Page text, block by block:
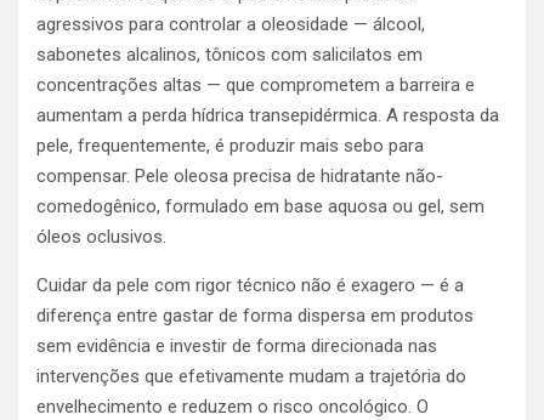
agressivos para controlar a oleosidade — álcool,
sabonetes alcalinos, tônicos com salicilatos em
concentrações altas — que comprometem a barreira e
aumentam a perda hídrica transepidérmica. A resposta da
pele, frequentemente, é produzir mais sebo para
compensar. Pele oleosa precisa de hidratante não-
comedogênico, formulado em base aquosa ou gel, sem
óleos oclusivos.
Cuidar da pele com rigor técnico não é exagero — é a
diferença entre gastar de forma dispersa em produtos
sem evidência e investir de forma direcionada nas
intervenções que efetivamente mudam a trajetória do
envelhecimento e reduzem o risco oncológico. O